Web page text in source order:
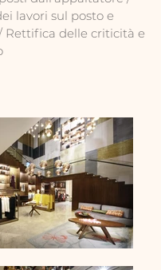
lavori sul posto e
Rettifica delle criticità e